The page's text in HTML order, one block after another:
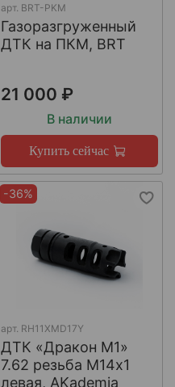
арт. BRT-PKM
Газоразгруженный
ДТК на ПКМ, BRT
21 000 ₽
В наличии
Купить сейчас
-36%
арт. RH11XMD17Y
ДТК «Дракон М1»
7.62 резьба М14х1
левая, AKademia